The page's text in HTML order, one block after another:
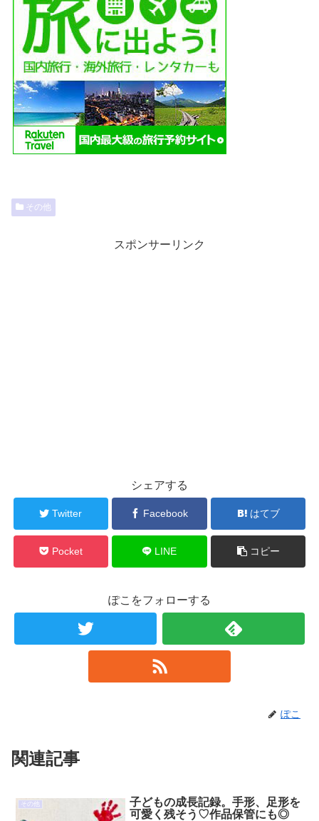
その他
スポンサーリンク
シェアする
Twitter Facebook はてブ
Pocket LINE コピー
ぽこをフォローする
ぽこ
関連記事
その他
子どもの成長記録。手形、足形を
可愛く残そう♡作品保管にも◎